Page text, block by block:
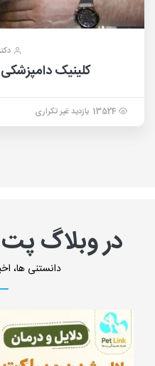
کلینیک دامپزشکی
13524 بازدید غیر تکراری
در وبلاگ
دانستنی ها،